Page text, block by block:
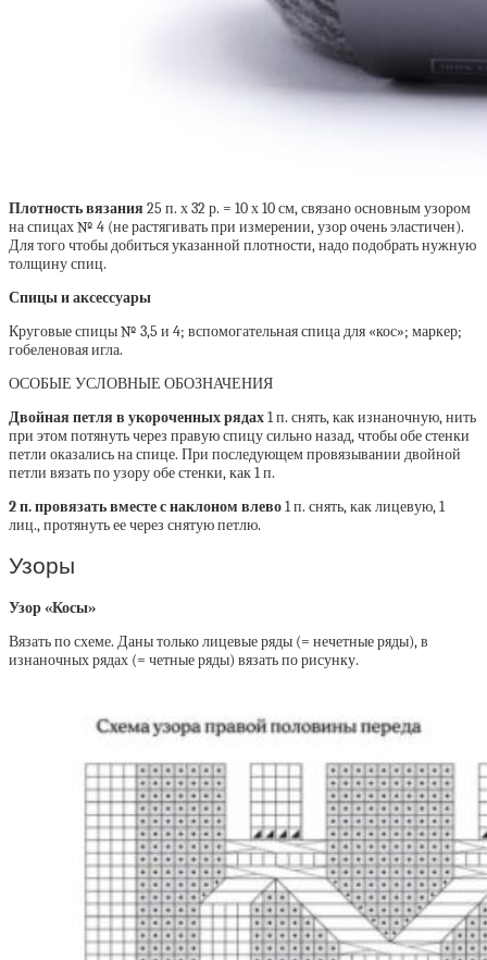
Плотность вязания 25 п. х 32 р. = 10 х 10 см, связано основным узором
на спицах № 4 (не растягивать при измерении, узор очень эластичен).
Для того чтобы добиться указанной плотности, надо подобрать нужную
толщину спиц.
Спицы и аксессуары
Круговые спицы № 3,5 и 4; вспомогательная спица для «кос»; маркер;
гобеленовая игла.
ОСОБЫЕ УСЛОВНЫЕ ОБОЗНАЧЕНИЯ
Двойная петля в укороченных рядах1 п. снять, как изнаночную, нить
при этом потянуть через правую спицу сильно назад, чтобы обе стенки
петли оказались на спице. При последующем провязывании двойной
петли вязать по узору обе стенки, как 1 п.
2 п. провязать вместе с наклоном влево1 п. снять, как лицевую, 1
лиц., протянуть ее через снятую петлю.
Узоры
Узор «Косы»
Вязать по схеме. Даны только лицевые ряды (= нечетные ряды), в
изнаночных рядах (= четные ряды) вязать по рисунку.